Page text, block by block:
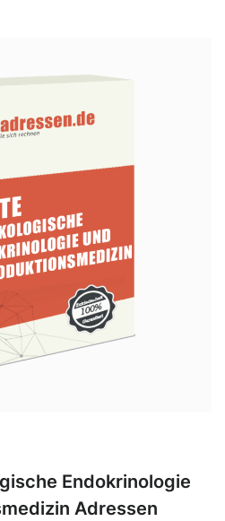
Endokrinologie
Adressen